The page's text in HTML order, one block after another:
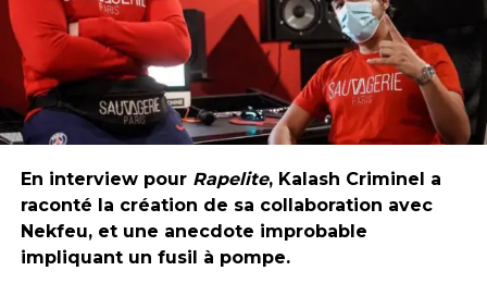
En interview pour Rapelite, Kalash Criminel a
raconté la création de sa collaboration avec
Nekfeu, et une anecdote improbable
impliquant un fusil à pompe.